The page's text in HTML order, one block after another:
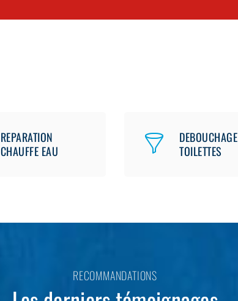
REPARATION
CHAUFFE EAU
DEBOUCHAGE
TOILETTES
RECOMMANDATIONS